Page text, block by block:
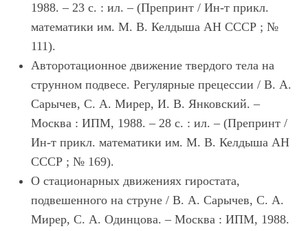
1988. – 23 с. : ил. – (Препринт / Ин-т прикл.
математики им. М. В. Келдыша АН СССР ; №
111).
Авторотационное движение твердого тела на
струнном подвесе. Регулярные прецессии / В. А.
Сарычев, С. А. Мирер, И. В. Янковский. –
Москва : ИПМ, 1988. – 28 с. : ил. – (Препринт /
Ин-т прикл. математики им. М. В. Келдыша АН
СССР ; № 169).
О стационарных движениях гиростата,
подвешенного на струне / В. А. Сарычев, С. А.
Мирер, С. А. Одинцова. – Москва : ИПМ, 1988.